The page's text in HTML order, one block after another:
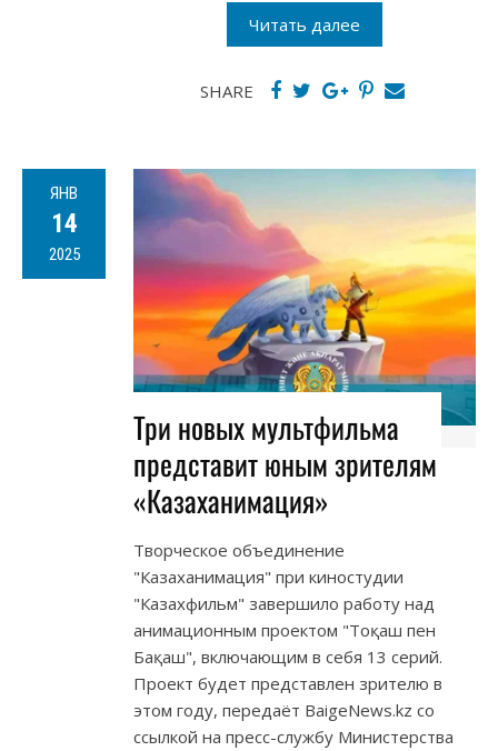
Читать далее
SHARE
ЯНВ
14
2025
Три новых мультфильма
представит юным зрителям
«Казаханимация»
Творческое объединение
"Казаханимация" при киностудии
"Казахфильм" завершило работу над
анимационным проектом "Тоқаш пен
Бақаш", включающим в себя 13 серий.
Проект будет представлен зрителю в
этом году, передаёт BaigeNews.kz со
ссылкой на пресс-службу Министерства